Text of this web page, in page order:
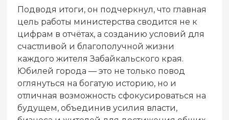
Подводя итоги, он подчеркнул, что главная
цель работы министерства сводится не к
цифрам в отчётах, а созданию условий для
счастливой и благополучной жизни
каждого жителя Забайкальского края.
Юбилей города — это не только повод
оглянуться на богатую историю, но и
отличная возможность сфокусироваться на
будущем, объединив усилия власти,